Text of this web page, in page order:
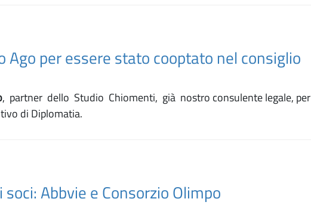
Ago per essere stato cooptato nel consiglio
, partner dello Studio Chiomenti, già nostro consulente legale, per
di Diplomatia.
Abbvie e Consorzio Olimpo